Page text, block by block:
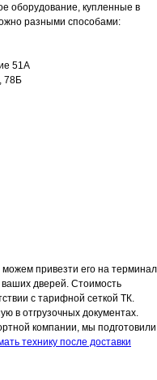
оборудование, купленные в
разными способами:
51А
78Б
привезти его на терминал
дверей. Стоимость
с тарифной сеткой ТК.
в отгрузочных документах.
компании, мы подготовили
технику после доставки